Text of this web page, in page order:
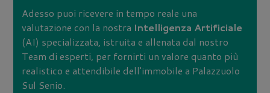
Adesso puoi ricevere in tempo reale una
valutazione con la nostra Intelligenza Artificiale
(AI) specializzata, istruita e allenata dal nostro
Team di esperti, per fornirti un valore quanto più
realistico e attendibile dell'immobile a Palazzuolo
Sul Senio.